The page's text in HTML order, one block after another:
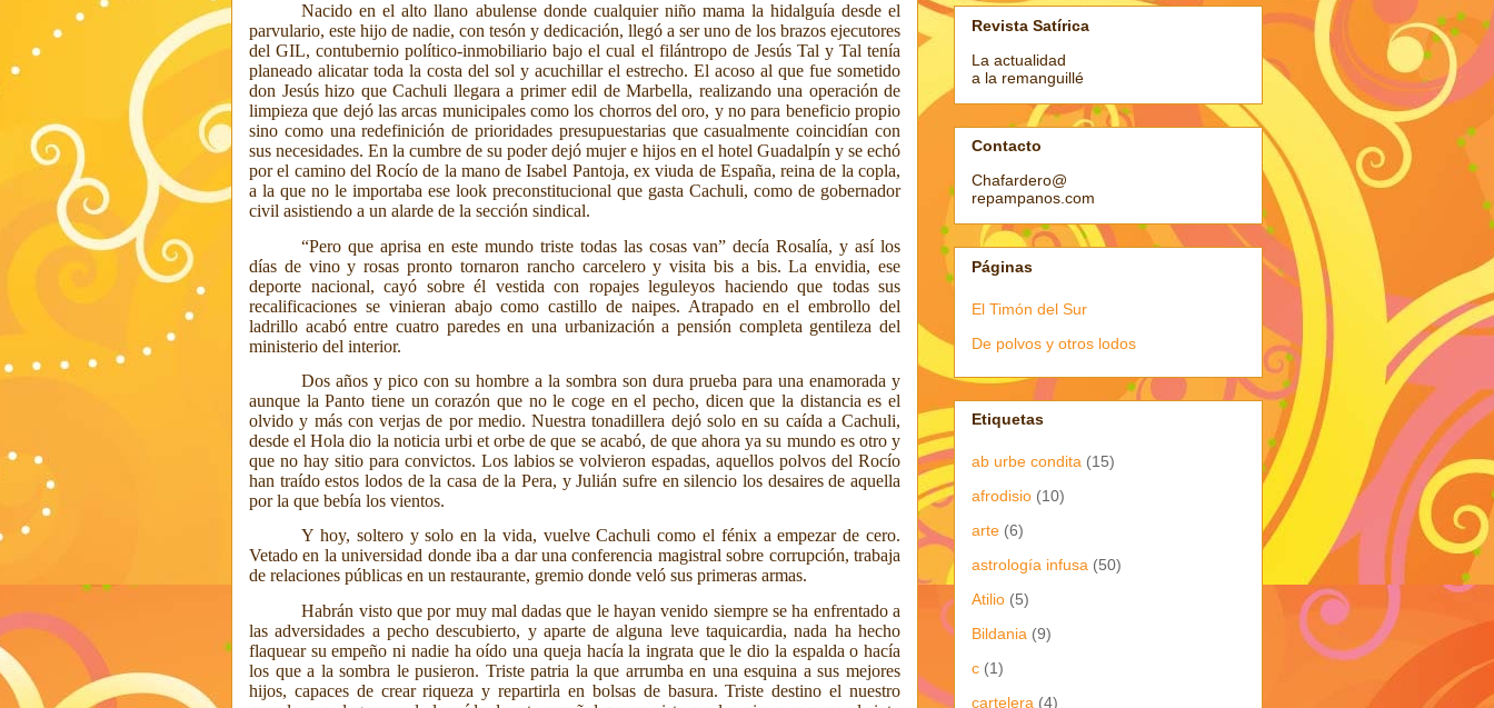
Nacido en el alto llano abulense donde cualquier niño mama la hidalguía desde el
parvulario, este hijo de nadie, con tesón y dedicación, llegó a ser uno de los brazos ejecutores
del GIL, contubernio político-inmobiliario bajo el cual el filántropo de Jesús Tal y Tal tenía
planeado alicatar toda la costa del sol y acuchillar el estrecho. El acoso al que fue sometido
don Jesús hizo que Cachuli llegara a primer edil de Marbella, realizando una operación de
limpieza que dejó las arcas municipales como los chorros del oro, y no para beneficio propio
sino como una redefinición de prioridades presupuestarias que casualmente coincidían con
sus necesidades. En la cumbre de su poder dejó mujer e hijos en el hotel Guadalpín y se echó
por el camino del Rocío de la mano de Isabel Pantoja, ex viuda de España,reina de la copla,
a la que no le importaba ese look preconstitucional que gasta Cachuli, como de gobernador
civil asistiendo a un alarde de la sección sindical.
“Pero que aprisa en este mundo triste todas las cosas van” decía Rosalía, y así los
días de vino y rosas pronto tornaron rancho carcelero y visita bis a bis. La envidia, ese
deporte nacional, cayó sobre él vestida con ropajes leguleyos haciendo que todas sus
recalificaciones se vinieran abajo como castillo de naipes. Atrapado en el embrollo del
ladrillo acabó entre cuatro paredes en una urbanización a pensión completa gentileza del
ministerio del interior.
Dos años y pico con su hombre a la sombra son dura prueba para una enamorada y
aunque la Panto tiene un corazón que no le coge en el pecho, dicen que la distancia es el
olvido y más con verjas de por medio. Nuestra tonadillera dejó solo en su caída a Cachuli,
desde el Hola dio la noticia urbi et orbe de que se acabó, de que ahora ya su mundo es otro y
que no hay sitio para convictos. Los labios se volvieron espadas, aquellospolvos del Rocío
han traído estos lodos de la casa de la Pera, y Julián sufre en silencio los desaires de aquella
por la que bebía los vientos.
Y hoy, soltero y solo en la vida, vuelve Cachuli como el fénix a empezar de cero.
Vetado en la universidad donde iba a dar una conferencia magistral sobre corrupción, trabaja
de relaciones públicas en un restaurante, gremio donde veló sus primeras armas.
Habrán visto que por muy mal dadas que le hayan venido siempre se ha enfrentado a
las adversidades a pecho descubierto, y aparte de alguna leve taquicardia, nada ha hecho
flaquear su empeño ni nadie ha oído una queja hacía la ingrata que le dio la espalda o hacía
los que a la sombra le pusieron. Triste patria la que arrumba en una esquina a sus mejores
hijos, capaces de crear riqueza y repartirla en bolsas de basura. Triste destino el nuestro
Revista Satírica
La actualidad
a la remanguillé
Contacto
Chafardero@
repampanos.com
Páginas
El Timón del Sur
De polvos y otros lodos
Etiquetas
ab urbe condita (15)
afrodisio (10)
arte (6)
astrología infusa (50)
Atilio (5)
Bildania (9)
c (1)
cartelera (4)